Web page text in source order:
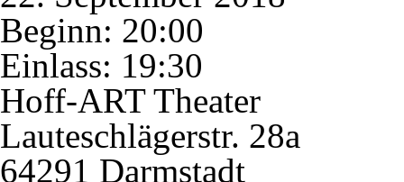
Beginn: 20:00
Einlass: 19:30
Hoff-ART Theater
Lauteschlägerstr. 28a
64291 Darmstadt